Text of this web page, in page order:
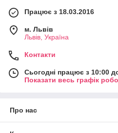
Працює з 18.03.2016
м. Львів
Львів, Україна
Контакти
Сьогодні працює з 10:00
Показати весь графік
Про нас